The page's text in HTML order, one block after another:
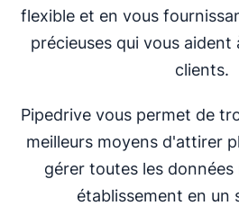
flexible et en vous
précieuses qui vous aident
clients.
Pipedrive vous permet de
meilleurs moyens d'attirer
gérer toutes les
établissement en un